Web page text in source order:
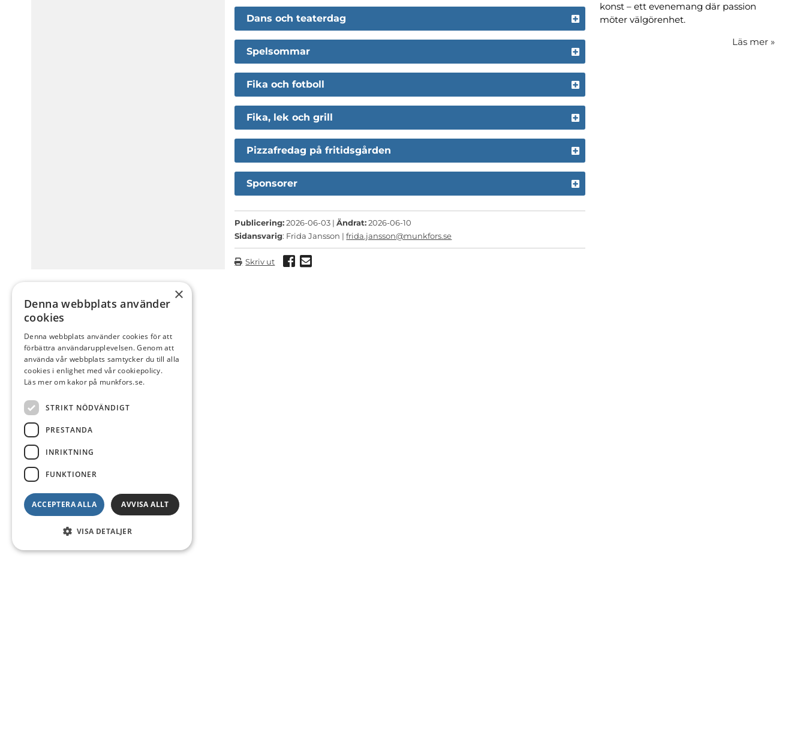
Dans och teaterdag
Spelsommar
Fika och fotboll
Fika, lek och grill
Pizzafredag på fritidsgården
Sponsorer
Publicering:2026-06-03 |Ändrat:2026-06-10
Sidansvarig: Frida Jansson |frida.jansson@munkfors.se
Skriv ut Dela via Facebook
Dela via mail
konst – ett evenemang där passion
möter välgörenhet.
Läs mer »
×
Denna webbplats använder
cookies
Denna webbplats använder cookies för att
förbättra användarupplevelsen. Genom att
använda vår webbplats samtycker du till alla
cookies i enlighet med vår cookiepolicy.
Läs mer om kakor på munkfors.se.
STRIKT NÖDVÄNDIGT
PRESTANDA
INRIKTNING
FUNKTIONER
ACCEPTERA ALLA AVVISA ALLT
VISA DETALJER